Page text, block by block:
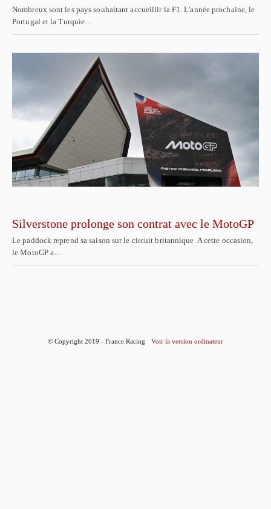
Nombreux sont les pays souhaitant accueillir la F1. L'année prochaine, le
Portugal et la Turquie…
Silverstone prolonge son contrat avec le MotoGP
Le paddock reprend sa saison sur le circuit britannique. A cette occasion,
le MotoGP a…
© Copyright 2019 - France Racing Voir la version ordinateur